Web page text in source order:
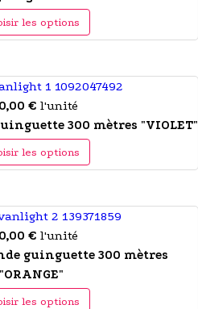
les options
€ l'unité
300 mètres "VIOLET"
les options
€ l'unité
guinguette 300 mètres
"ORANGE"
les options